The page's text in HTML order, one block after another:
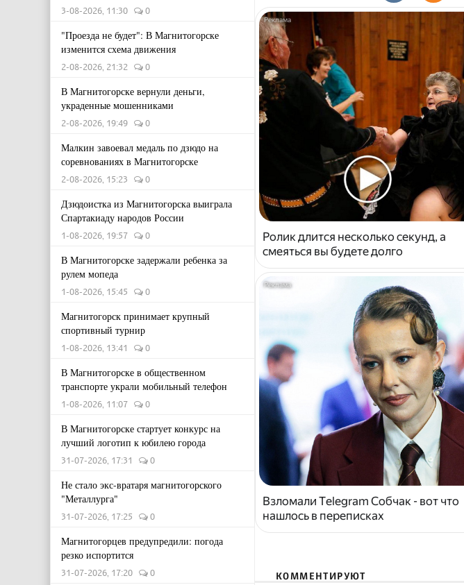
3-08-2026, 11:30 0
"Проезда не будет": В Магнитогорске
изменится схема движения
2-08-2026, 21:32 0
В Магнитогорске вернули деньги,
украденные мошенниками
2-08-2026, 19:49 0
Малкин завоевал медаль по дзюдо на
соревнованиях в Магнитогорске
2-08-2026, 15:23 0
Дзюдоистка из Магнитогорска выиграла
Спартакиаду народов России
1-08-2026, 19:57 0
В Магнитогорске задержали ребенка за
рулем мопеда
1-08-2026, 15:45 0
Магнитогорск принимает крупный
спортивный турнир
1-08-2026, 13:41 0
В Магнитогорске в общественном
транспорте украли мобильный телефон
1-08-2026, 11:07 0
В Магнитогорске стартует конкурс на
лучший логотип к юбилею города
31-07-2026, 17:31 0
Не стало экс-вратаря магнитогорского
"Металлурга"
31-07-2026, 17:25 0
Магнитогорцев предупредили: погода
резко испортится
31-07-2026, 17:20 0
Ролик длится несколько секунд, а
смеяться вы будете долго
Взломали Telegram Собчак - вот что
нашлось в переписках
КОММЕНТИРУЮТ